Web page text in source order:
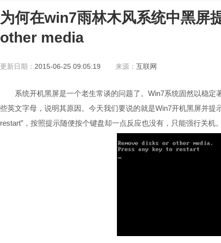
为何在win7雨林木风系统中黑
other media
更新日期： 2015-06-25 09:05:19 来源： 互联网
系统开机黑屏是一个老生常谈的问题了。Win7系统固然以稳定
些英文字母，说明其原因。今天我们要说的就是Win7开机黑屏并提
restart”，按照提示随便按个键盘却一点反应也没有，只能强行关